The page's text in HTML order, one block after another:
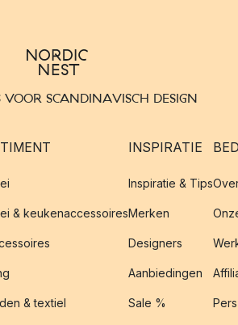
SCANDINAVISCH DESIGN
& keukenaccessoires
& textiel
INSPIRATIE
Inspiratie & Tips
Merken
Designers
Aanbiedingen
Sale % Pers